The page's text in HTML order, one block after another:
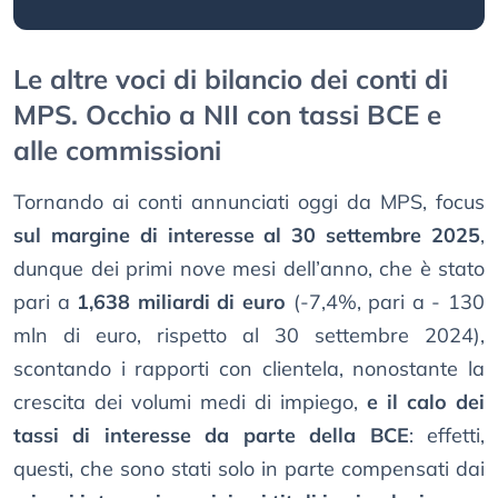
Le altre voci di bilancio dei conti di
MPS. Occhio a NII con tassi BCE e
alle commissioni
Tornando ai conti annunciati oggi da MPS, focus
sul margine di interesse al 30 settembre 2025,
dunque dei primi nove mesi dell’anno, che è stato
pari a 1,638 miliardi di euro (-7,4%, pari a - 130
mln di euro, rispetto al 30 settembre 2024),
scontando i rapporti con clientela, nonostante la
crescita dei volumi medi di impiego, e il calo dei
tassi di interesse da parte della BCE: effetti,
questi, che sono stati solo in parte compensati dai